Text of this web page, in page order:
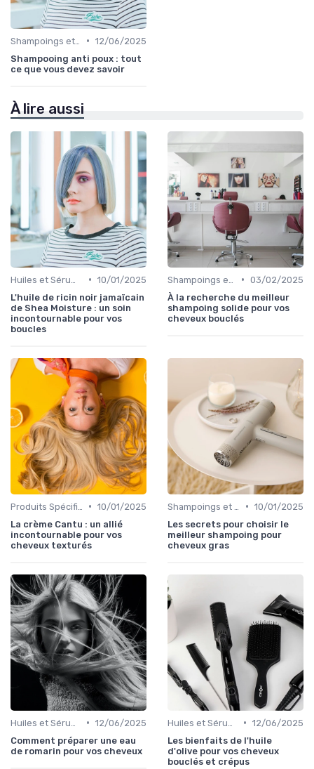
• 12/06/2025
Shampooing anti poux : tout
ce que vous devez savoir
À lire aussi
• 10/01/2025
L'huile de ricin noir jamaïcain
de Shea Moisture : un soin
incontournable pour vos
boucles
• 03/02/2025
À la recherche du meilleur
shampoing solide pour vos
cheveux bouclés
• 10/01/2025
La crème Cantu : un allié
incontournable pour vos
cheveux texturés
• 10/01/2025
Les secrets pour choisir le
meilleur shampoing pour
cheveux gras
• 12/06/2025
Comment préparer une eau
de romarin pour vos cheveux
• 12/06/2025
Les bienfaits de l'huile
d'olive pour vos cheveux
bouclés et crépus